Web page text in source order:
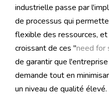
industrielle passe par
de processus qui
flexible des ressources,
croissant de ces "need for
de garantir que
demande tout en
un niveau de qualité élevé.